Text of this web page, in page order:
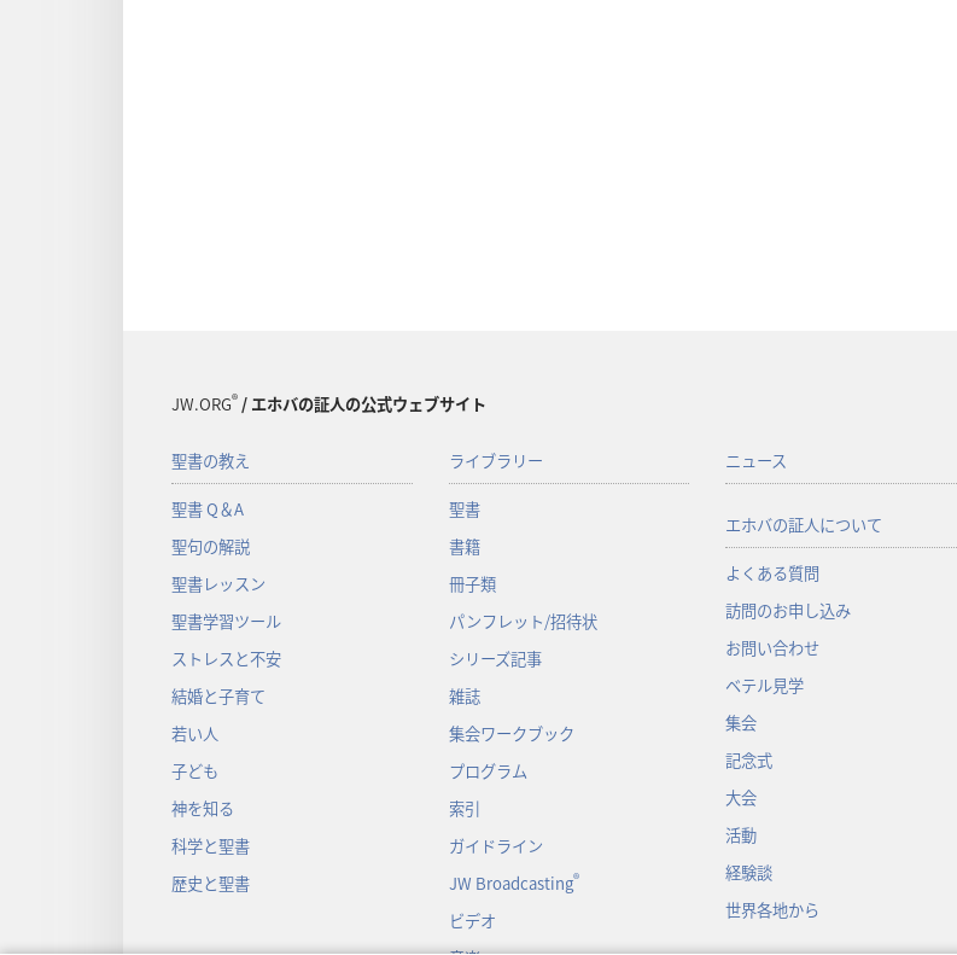
JW.ORG®/ エホバの証人の公式ウェブサイト
聖書の教え
聖書 Q＆A
聖句の解説
聖書レッスン
聖書学習ツール
ストレスと不安
結婚と子育て
若い人
子ども
神を知る
科学と聖書
歴史と聖書
ライブラリー
聖書
書籍
冊子類
パンフレット/招待状
シリーズ記事
雑誌
集会ワークブック
プログラム
索引
ガイドライン
JW Broadcasting®
ビデオ
ニュース
エホバの証人について
よくある質問
訪問のお申し込み
お問い合わせ
ベテル見学
集会
記念式
大会
活動
経験談
世界各地から